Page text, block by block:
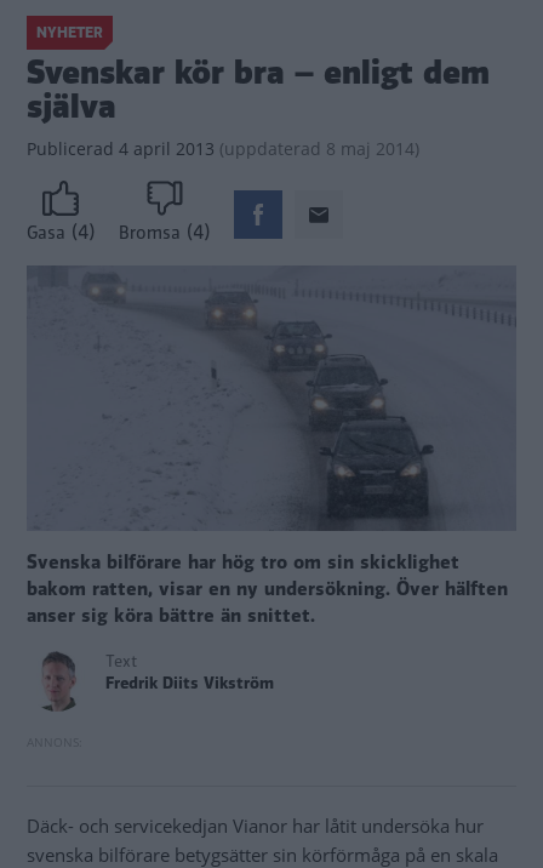
NYHETER
Svenskar kör bra – enligt dem
själva
Publicerad 4 april 2013 (uppdaterad 8 maj 2014)
Gasa (4) Bromsa (4)
Svenska bilförare har hög tro om sin skicklighet
bakom ratten, visar en ny undersökning. Över hälften
anser sig köra bättre än snittet.
Text
Fredrik Diits Vikström
Däck- och servicekedjan Vianor har låtit undersöka hur
svenska bilförare betygsätter sin körförmåga på en skala